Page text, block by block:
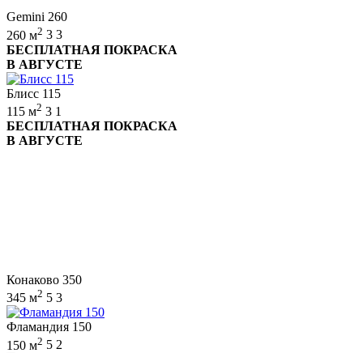
Gemini 260
260 м2 3 3
БЕСПЛАТНАЯ ПОКРАСКА
В АВГУСТЕ
Блисс 115
115 м2 3 1
БЕСПЛАТНАЯ ПОКРАСКА
В АВГУСТЕ
Конаково 350
345 м2 5 3
Фламандия 150
150 м2 5 2